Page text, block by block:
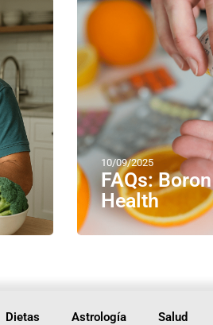
10/09/2025
FAQs:
Health
Dietas Astrología Salud